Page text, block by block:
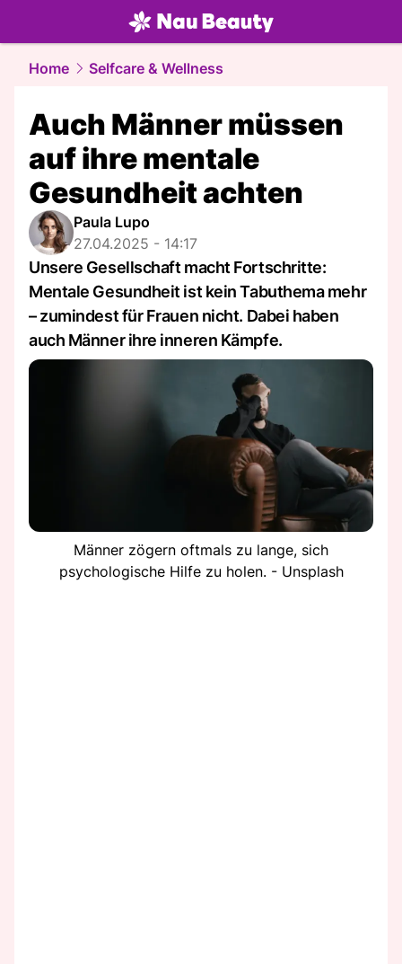
beauty.NAU.ch
Home Selfcare & Wellness
Auch Männer müssen
auf ihre mentale
Gesundheit achten
Paula Lupo
27.04.2025 - 14:17
Unsere Gesellschaft macht Fortschritte:
Mentale Gesundheit ist kein Tabuthema mehr
– zumindest für Frauen nicht. Dabei haben
auch Männer ihre inneren Kämpfe.
Männer zögern oftmals zu lange, sich
psychologische Hilfe zu holen. - Unsplash